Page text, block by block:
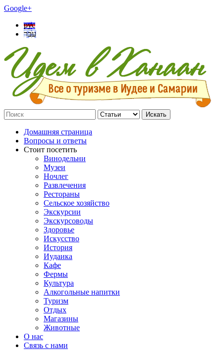
Google+
рус
עבר
Искать
Домашняя страница
Вопросы и ответы
Стоит посетить
Винодельни
Музеи
Ночлег
Развлечения
Рестораны
Сельское хозяйство
Экскурсии
Экскурсоводы
Здоровье
Искусство
История
Иудаика
Кафе
Фермы
Культура
Алкогольные напитки
Туризм
Отдых
Магазины
Животные
О нас
Связь с нами